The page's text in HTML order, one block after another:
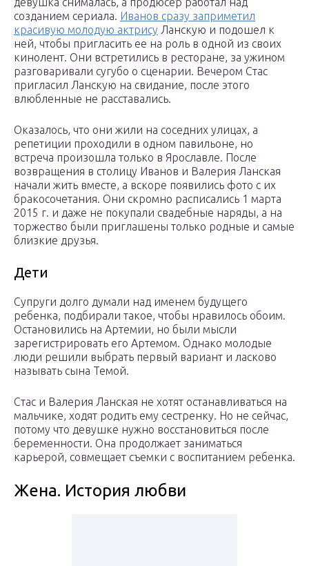
созданием сериала. Иванов сразу заприметил
красивую молодую актрису Ланскую и подошел к
ней, чтобы пригласить ее на роль в одной из своих
кинолент. Они встретились в ресторане, за ужином
разговаривали сугубо о сценарии. Вечером Стас
пригласил Ланскую на свидание, после этого
влюбленные не расставались.
Оказалось, что они жили на соседних улицах, а
репетиции проходили в одном павильоне, но
встреча произошла только в Ярославле. После
возвращения в столицу Иванов и Валерия Ланская
начали жить вместе, а вскоре появились фото с их
бракосочетания. Они скромно расписались 1 марта
2015 г. и даже не покупали свадебные наряды, а на
торжество были приглашены только родные и самые
близкие друзья.
Дети
Супруги долго думали над именем будущего
ребенка, подбирали такое, чтобы нравилось обоим.
Остановились на Артемии, но были мысли
зарегистрировать его Артемом. Однако молодые
люди решили выбрать первый вариант и ласково
называть сына Темой.
Стас и Валерия Ланская не хотят останавливаться на
мальчике, ходят родить ему сестренку. Но не сейчас,
потому что девушке нужно восстановиться после
беременности. Она продолжает заниматься
карьерой, совмещает съемки с воспитанием ребенка.
Жена. История любви